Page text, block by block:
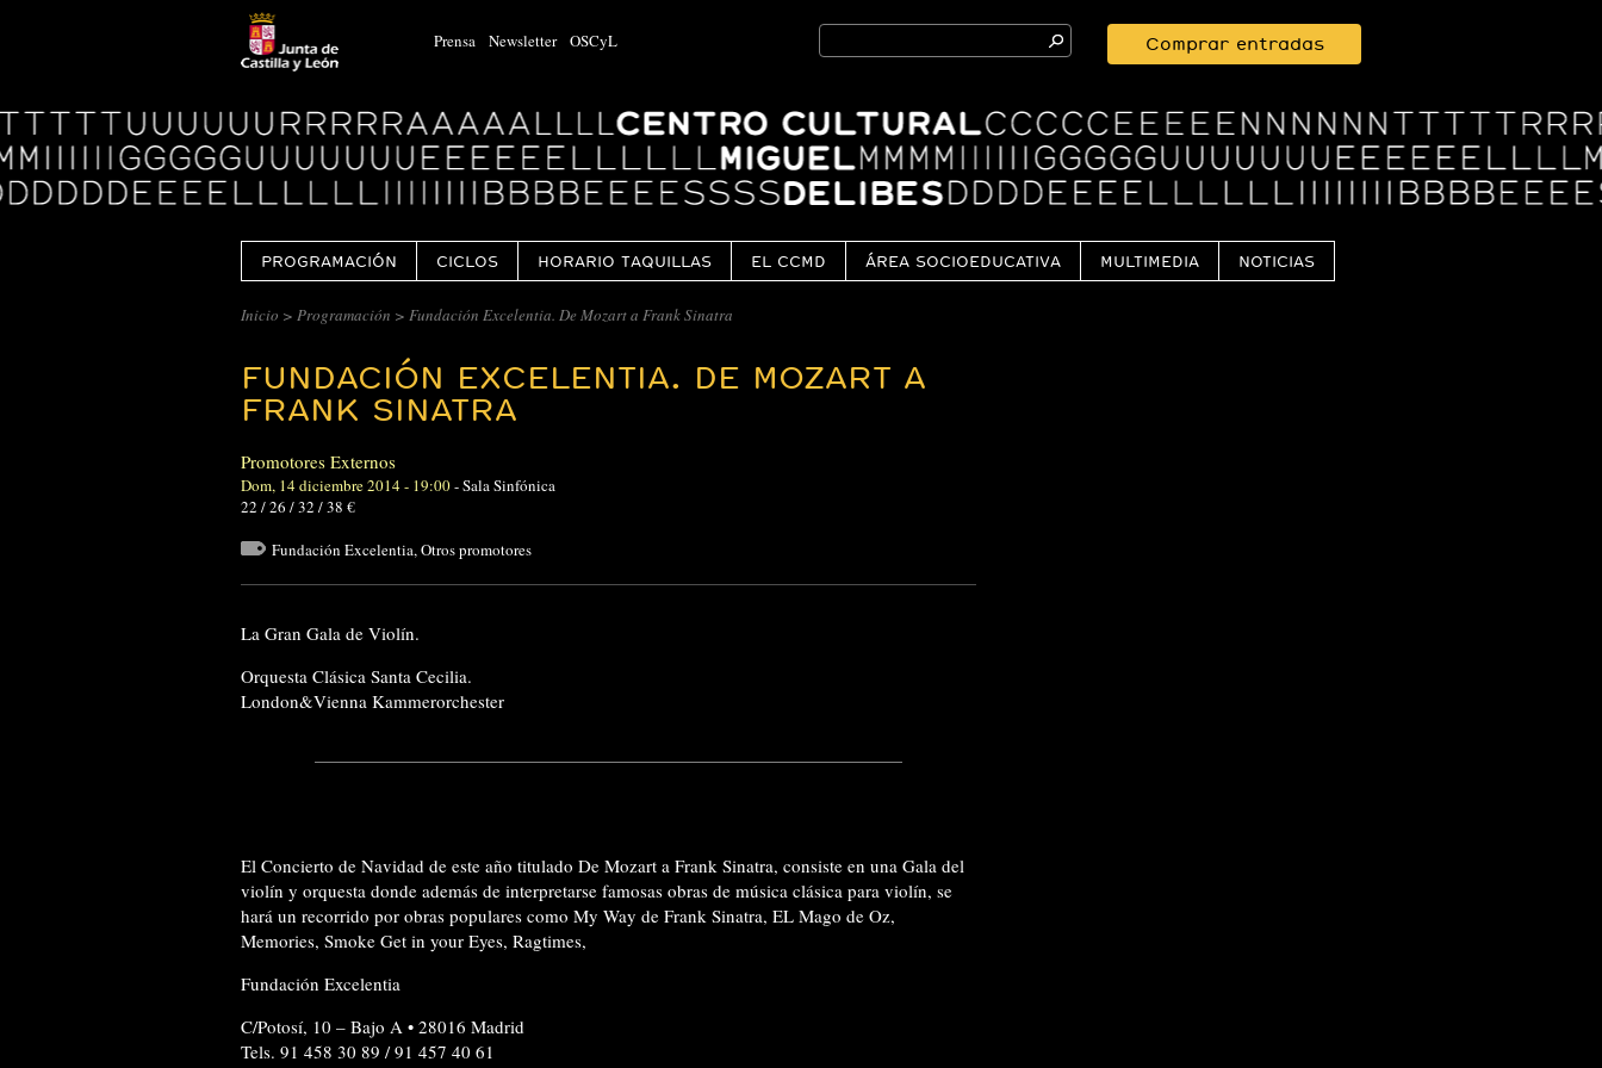
Prensa Newsletter OSCyL
Search
for:
Comprar entradas
Logo
Centro
Cultural
Miguel
Delibes
PROGRAMACIÓN CICLOS HORARIO TAQUILLAS EL CCMD ÁREA SOCIOEDUCATIVA MULTIMEDIA NOTICIAS
Inicio > Programación > Fundación Excelentia. De Mozart a Frank Sinatra
FUNDACIÓN EXCELENTIA. DE MOZART A
FRANK SINATRA
Promotores Externos
Dom, 14 diciembre 2014 - 19:00-Sala Sinfónica
22 / 26 / 32 / 38 €
Fundación Excelentia,Otros promotores
La Gran Gala de Violín.
Orquesta Clásica Santa Cecilia.
London&Vienna Kammerorchester
El Concierto de Navidad de este año titulado De Mozart a Frank Sinatra, consiste en una Gala del
violín y orquesta donde además de interpretarse famosas obras de música clásica para violín, se
hará un recorrido por obras populares como My Way de Frank Sinatra, EL Mago de Oz,
Memories, Smoke Get in your Eyes, Ragtimes,
Fundación Excelentia
C/Potosí, 10 – Bajo A • 28016 Madrid
Tels. 91 458 30 89 / 91 457 40 61